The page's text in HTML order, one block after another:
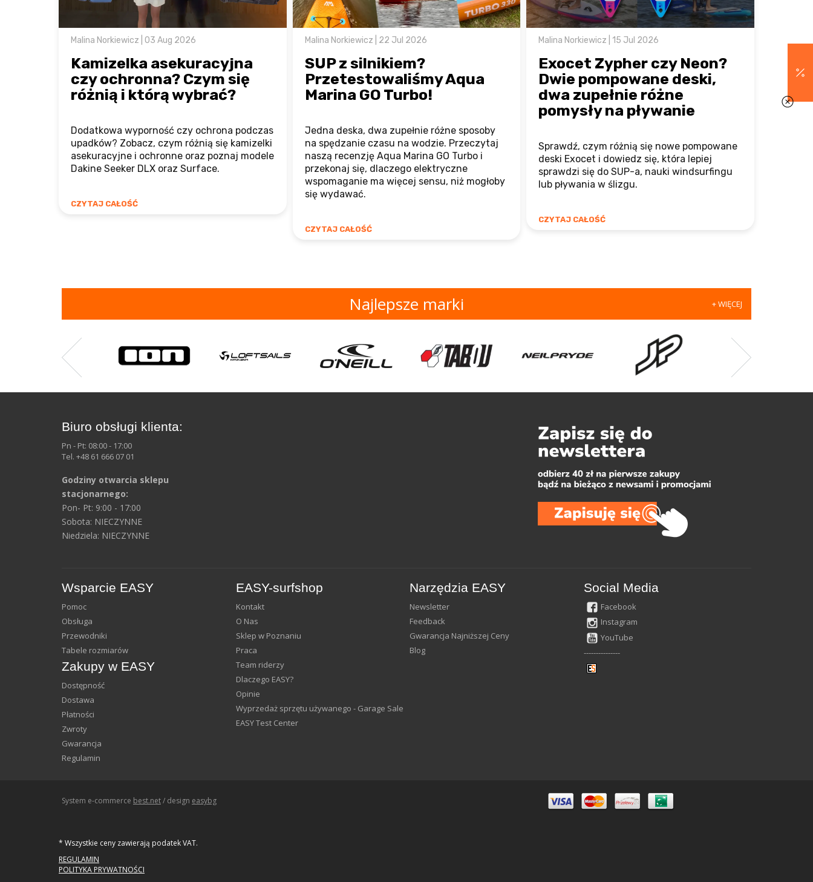
Malina Norkiewicz | 03 Aug 2026
Kamizelka asekuracyjna
czy ochronna? Czym się
różnią i którą wybrać?
Dodatkowa wyporność czy ochrona podczas
upadków? Zobacz, czym różnią się kamizelki
asekuracyjne i ochronne oraz poznaj modele
Dakine Seeker DLX oraz Surface.
CZYTAJ CAŁOŚĆ
Malina Norkiewicz | 22 Jul 2026
SUP z silnikiem?
Przetestowaliśmy Aqua
Marina GO Turbo!
Jedna deska, dwa zupełnie różne sposoby
na spędzanie czasu na wodzie. Przeczytaj
naszą recenzję Aqua Marina GO Turbo i
przekonaj się, dlaczego elektryczne
wspomaganie ma więcej sensu, niż mogłoby
się wydawać.
CZYTAJ CAŁOŚĆ
Malina Norkiewicz | 15 Jul 2026
Exocet Zypher czy Neon?
Dwie pompowane deski,
dwa zupełnie różne
pomysły na pływanie
Sprawdź, czym różnią się nowe pompowane
deski Exocet i dowiedz się, która lepiej
sprawdzi się do SUP-a, nauki windsurfingu
lub pływania w ślizgu.
CZYTAJ CAŁOŚĆ
Najlepsze marki + WIĘCEJ
Biuro obsługi klienta:
Pn - Pt: 08:00 - 17:00
Tel. +48 61 666 07 01
Godziny otwarcia sklepu
stacjonarnego:
Pon- Pt: 9:00 - 17:00
Sobota: NIECZYNNE
Niedziela: NIECZYNNE
Wsparcie EASY
Pomoc
Obsługa
Przewodniki
Tabele rozmiarów
Zakupy w EASY
Dostępność
Dostawa
Płatności
Zwroty
Gwarancja
Regulamin
EASY-surfshop
Kontakt
O Nas
Sklep w Poznaniu
Praca
Team riderzy
Dlaczego EASY?
Opinie
Wyprzedaż sprzętu używanego - Garage Sale
EASY Test Center
Narzędzia EASY
Newsletter
Feedback
Gwarancja Najniższej Ceny
Blog
Social Media
Facebook
Instagram
YouTube
---------------
System e-commerce best.net/ design easybg
* Wszystkie ceny zawierają podatek VAT.
REGULAMIN
POLITYKA PRYWATNOŚCI